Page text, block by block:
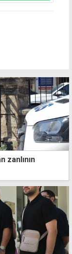
zanlının